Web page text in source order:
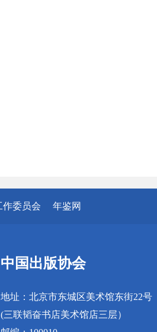
作委员会 年鉴网
中国出版协会
地址：北京市东城区美术馆东街22号
(三联韬奋书店美术馆店三层）